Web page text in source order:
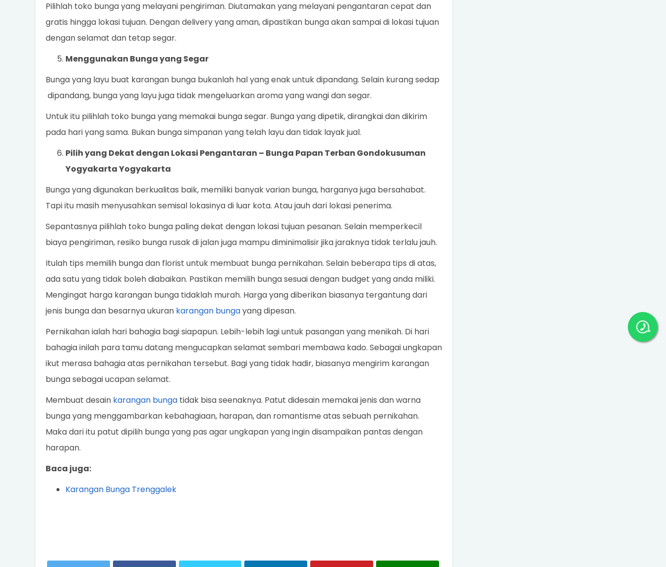
Pilihlah toko bunga yang melayani pengiriman. Diutamakan yang melayani pengantaran cepat dan
gratis hingga lokasi tujuan. Dengan delivery yang aman, dipastikan bunga akan sampai di lokasi tujuan
dengan selamat dan tetap segar.
Menggunakan Bunga yang Segar
Bunga yang layu buat karangan bunga bukanlah hal yang enak untuk dipandang. Selain kurang sedap
dipandang, bunga yang layu juga tidak mengeluarkan aroma yang wangi dan segar.
Untuk itu pilihlah toko bunga yang memakai bunga segar. Bunga yang dipetik, dirangkai dan dikirim
pada hari yang sama. Bukan bunga simpanan yang telah layu dan tidak layak jual.
Pilih yang Dekat dengan Lokasi Pengantaran – Bunga Papan Terban Gondokusuman
Yogyakarta Yogyakarta
Bunga yang digunakan berkualitas baik, memiliki banyak varian bunga, harganya juga bersahabat.
Tapi itu masih menyusahkan semisal lokasinya di luar kota. Atau jauh dari lokasi penerima.
Sepantasnya pilihlah toko bunga paling dekat dengan lokasi tujuan pesanan. Selain memperkecil
biaya pengiriman, resiko bunga rusak di jalan juga mampu diminimalisir jika jaraknya tidak terlalu jauh.
Itulah tips memilih bunga dan florist untuk membuat bunga pernikahan. Selain beberapa tips di atas,
ada satu yang tidak boleh diabaikan. Pastikan memilih bunga sesuai dengan budget yang anda miliki.
Mengingat harga karangan bunga tidaklah murah. Harga yang diberikan biasanya tergantung dari
jenis bunga dan besarnya ukuran karangan bungayang dipesan.
Pernikahan ialah hari bahagia bagi siapapun. Lebih-lebih lagi untuk pasangan yang menikah. Di hari
bahagia inilah para tamu datang mengucapkan selamat sembari membawa kado. Sebagai ungkapan
ikut merasa bahagia atas pernikahan tersebut. Bagi yang tidak hadir, biasanya mengirim karangan
bunga sebagai ucapan selamat.
Membuat desain karangan bunga tidak bisa seenaknya. Patut didesain memakai jenis dan warna
bunga yang menggambarkan kebahagiaan, harapan, dan romantisme atas sebuah pernikahan.
Maka dari itu patut dipilih bunga yang pas agar ungkapan yang ingin disampaikan pantas dengan
harapan.
Baca juga:
Karangan Bunga Trenggalek